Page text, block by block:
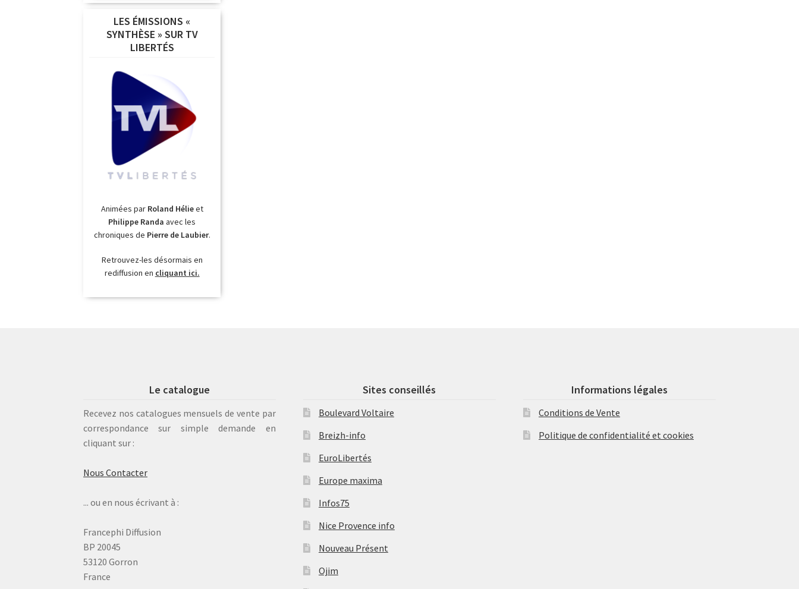
LES ÉMISSIONS «
SYNTHÈSE » SUR TV
LIBERTÉS
Animées par Roland Hélieet
Philippe Randa avec les
chroniques de Pierre de Laubier.
Retrouvez-les désormais en
rediffusion en cliquant ici.
Le catalogue
Recevez nos catalogues mensuels de vente par
correspondance sur simple demande en
cliquant sur :
Nous Contacter
... ou en nous écrivant à :
Francephi Diffusion
BP 20045
53120 Gorron
France
Sites conseillés
Boulevard Voltaire
Breizh-info
EuroLibertés
Europe maxima
Infos75
Nice Provence info
Nouveau Présent
Ojim
Informations légales
Conditions de Vente
Politique de confidentialité et cookies